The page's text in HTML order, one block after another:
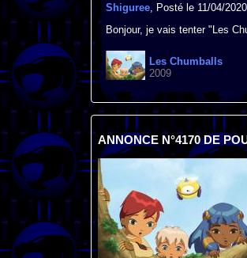
Shiguree, Posté le 11/04/
Bonjour, je vais tenter "Les
Les Chumballs
2009
ANNONCE N°4170 DE